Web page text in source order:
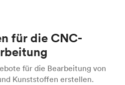
für die CNC-
für die Bearbeitung von
Kunststoffen erstellen.